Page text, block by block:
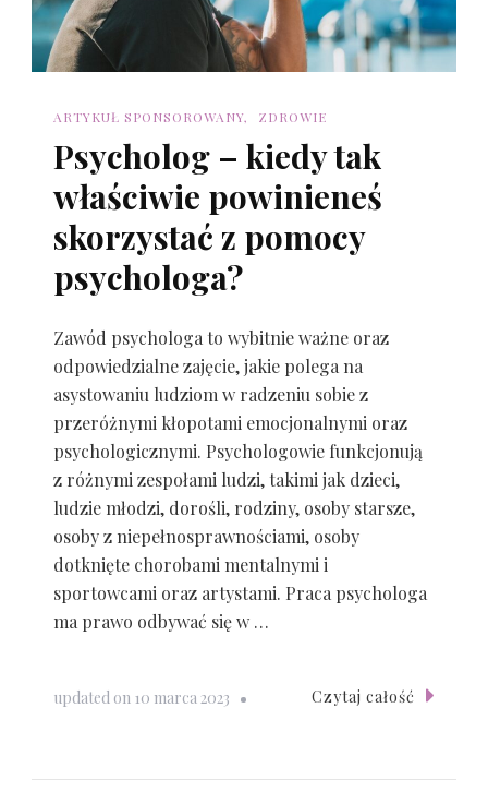
ARTYKUŁ SPONSOROWANY ZDROWIE
Psycholog – kiedy tak
właściwie powinieneś
skorzystać z pomocy
psychologa?
Zawód psychologa to wybitnie ważne oraz
odpowiedzialne zajęcie, jakie polega na
asystowaniu ludziom w radzeniu sobie z
przeróżnymi kłopotami emocjonalnymi oraz
psychologicznymi. Psychologowie funkcjonują
z różnymi zespołami ludzi, takimi jak dzieci,
ludzie młodzi, dorośli, rodziny, osoby starsze,
osoby z niepełnosprawnościami, osoby
dotknięte chorobami mentalnymi i
sportowcami oraz artystami. Praca psychologa
ma prawo odbywać się w …
updated on 10 marca 2023 Czytaj całość